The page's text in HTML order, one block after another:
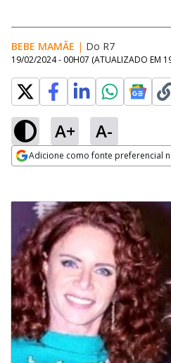
BEBE MAMÃE | Do R7
19/02/2024 - 00H07 (ATUALIZADO EM
A+ A-
Adicione como fonte preferencial